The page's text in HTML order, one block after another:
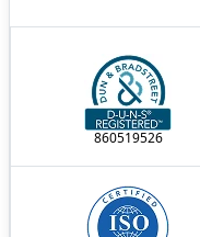
860519526